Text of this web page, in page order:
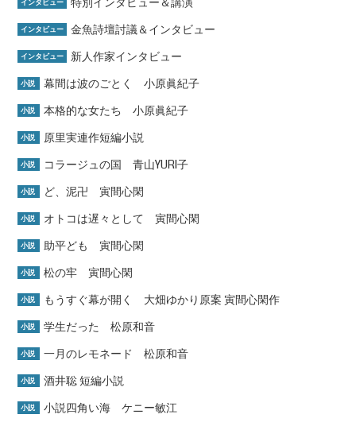
インタビュー
インタビュー 金魚詩壇討議＆インタビュー
インタビュー 新人作家インタビュー
小説 幕間は波のごとく 小原眞紀子
小説 本格的な女たち 小原眞紀子
小説 原里実連作短編小説
小説 コラージュの国 青山YURI子
小説 ど、泥卍 寅間心閑
小説 オトコは遅々として 寅間心閑
小説 助平ども 寅間心閑
小説 松の牢 寅間心閑
小説 もうすぐ幕が開く 大畑ゆかり原案 寅間心閑作
小説 学生だった 松原和音
小説 一月のレモネード 松原和音
小説 酒井聡 短編小説
小説 小説四角い海 ケニー敏江